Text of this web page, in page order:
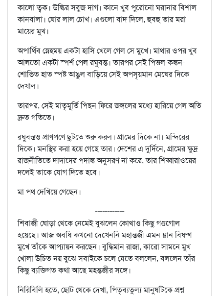
কালো ত্বক। উল্কির সবুজ দাগ। কানে খুব পুরোনো ঘরানার বিশাল
কানবালা। ঘোর লাল চোখ। এগুলো বাদ দিলে, হুবহু তার মরা
মায়ের মুখ।
অপার্থিব স্নেহময় একটা হাসি খেলে গেল সে মুখে। মাথার ওপর খুব
আলতো একটা স্পর্শ পেল রঘুবন্ত। তারপর সেই পিত্তল-কঙ্কন-
শোভিত হাত স্পষ্ট আঙুল বাড়িয়ে সেই অপসৃয়মান মেঘের দিকে
দেখাল।
তারপর, সেই মাতৃমূর্তি পিছন ফিরে জঙ্গলের মধ্যে হারিয়ে গেল অতি
দ্রুত গতিতে।
রঘুবন্তও প্রাণপণে ছুটতে শুরু করল। গ্রামের দিকে না। মন্দিরের
দিকে। মনস্থির করা হয়ে গেছে তার। দেশের এ দুর্দিনে, গ্রামের ক্ষুদ্র
রাজনীতিতে দাদাদের পদাঙ্ক অনুসরণ না করে, তার শিব্বারাওয়ের
দলেই তাকে যোগ দিতে হবে।
মা পথ দেখিয়ে গেছেন।
------------
শিবাজী ঘোড়া থেকে নেমেই বুঝলেন কোথাও কিছু গণ্ডগোল
হয়েছে। আজ অবধি কখনো দেখেননি মহান্তজী এমন ম্লান বিষণ্ণ
মুখে তাঁকে আপ্যায়ন করছেন। বুদ্ধিমান রাজা, কারো সামনে মুখ
খোলা উচিত নয় বুঝে সবাইকে চলে যেতে বললেন, বললেন তাঁর
কিছু ব্যক্তিগত কথা আছে মহন্তজীর সঙ্গে।
নিরিবিলি হতে, ছোট থেকে দেখা, পিতৃব্যতুল্য মানুষটিকে প্রশ্ন